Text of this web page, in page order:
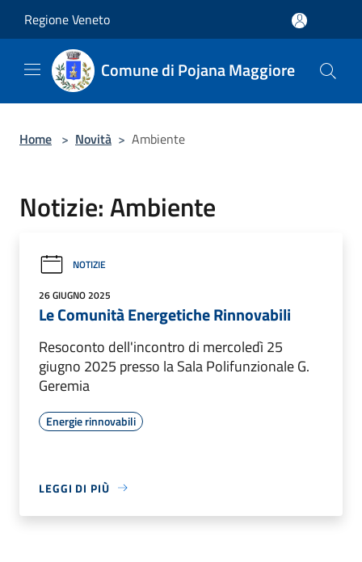
Regione Veneto
Comune di Pojana Maggiore
Home > Novità > Ambiente
Notizie: Ambiente
NOTIZIE
26 GIUGNO 2025
Le Comunità Energetiche Rinnovabili
Resoconto dell'incontro di mercoledì 25
giugno 2025 presso la Sala Polifunzionale G.
Geremia
Energie rinnovabili
LEGGI DI PIÙ